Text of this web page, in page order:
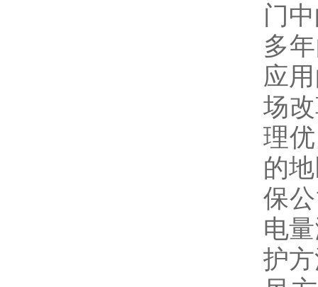
门
多
应
场
理
的
保
电
护